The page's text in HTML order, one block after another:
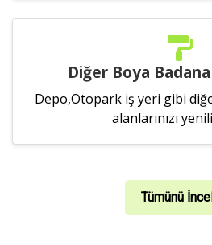
Diğer Boya
Depo,Otopark iş yeri gibi
alanlarınızı
Tümünü